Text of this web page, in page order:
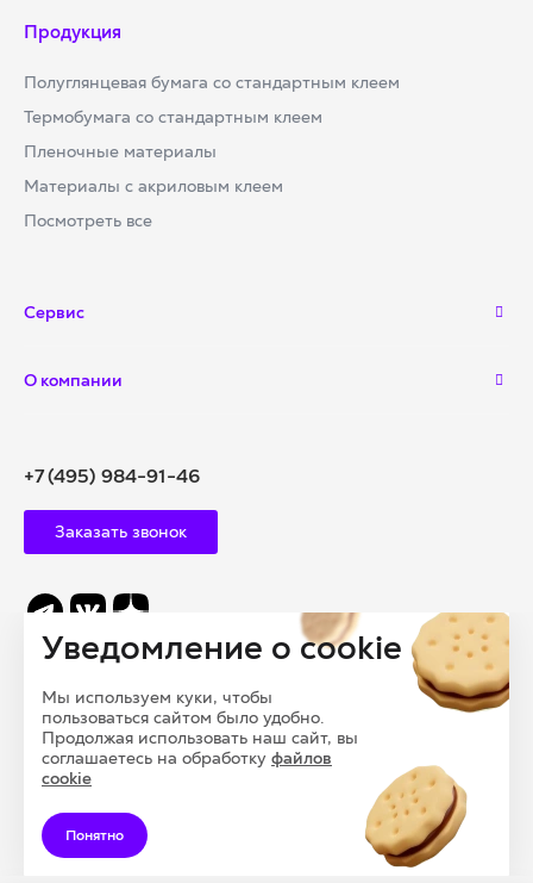
Продукция
Полуглянцевая бумага со стандартным клеем
Термобумага со стандартным клеем
Пленочные материалы
Материалы с акриловым клеем
Посмотреть все
Сервис
О компании
info@polysam.ru
+7 (495) 984-91-46
109028, Г. МОСКВА, ВНУТРИГОРОДСКАЯ
ТЕРРИТОРИЯ, МУНИЦИПАЛЬНЫЙ ОКРУГ БАСМАННЫЙ,
ПЕРЕУЛОК ПОДКОЛОКОЛЬНЫЙ, ДОМ 13, СТРОЕНИЕ 1
Заказать звонок
© 2026 ООО «ПОЛИСАМ», Все права защищены
Уведомление о cookie
Мы используем куки, чтобы
пользоваться сайтом было удобно.
Продолжая использовать наш сайт, вы
соглашаетесь на обработку файлов
cookie
Понятно